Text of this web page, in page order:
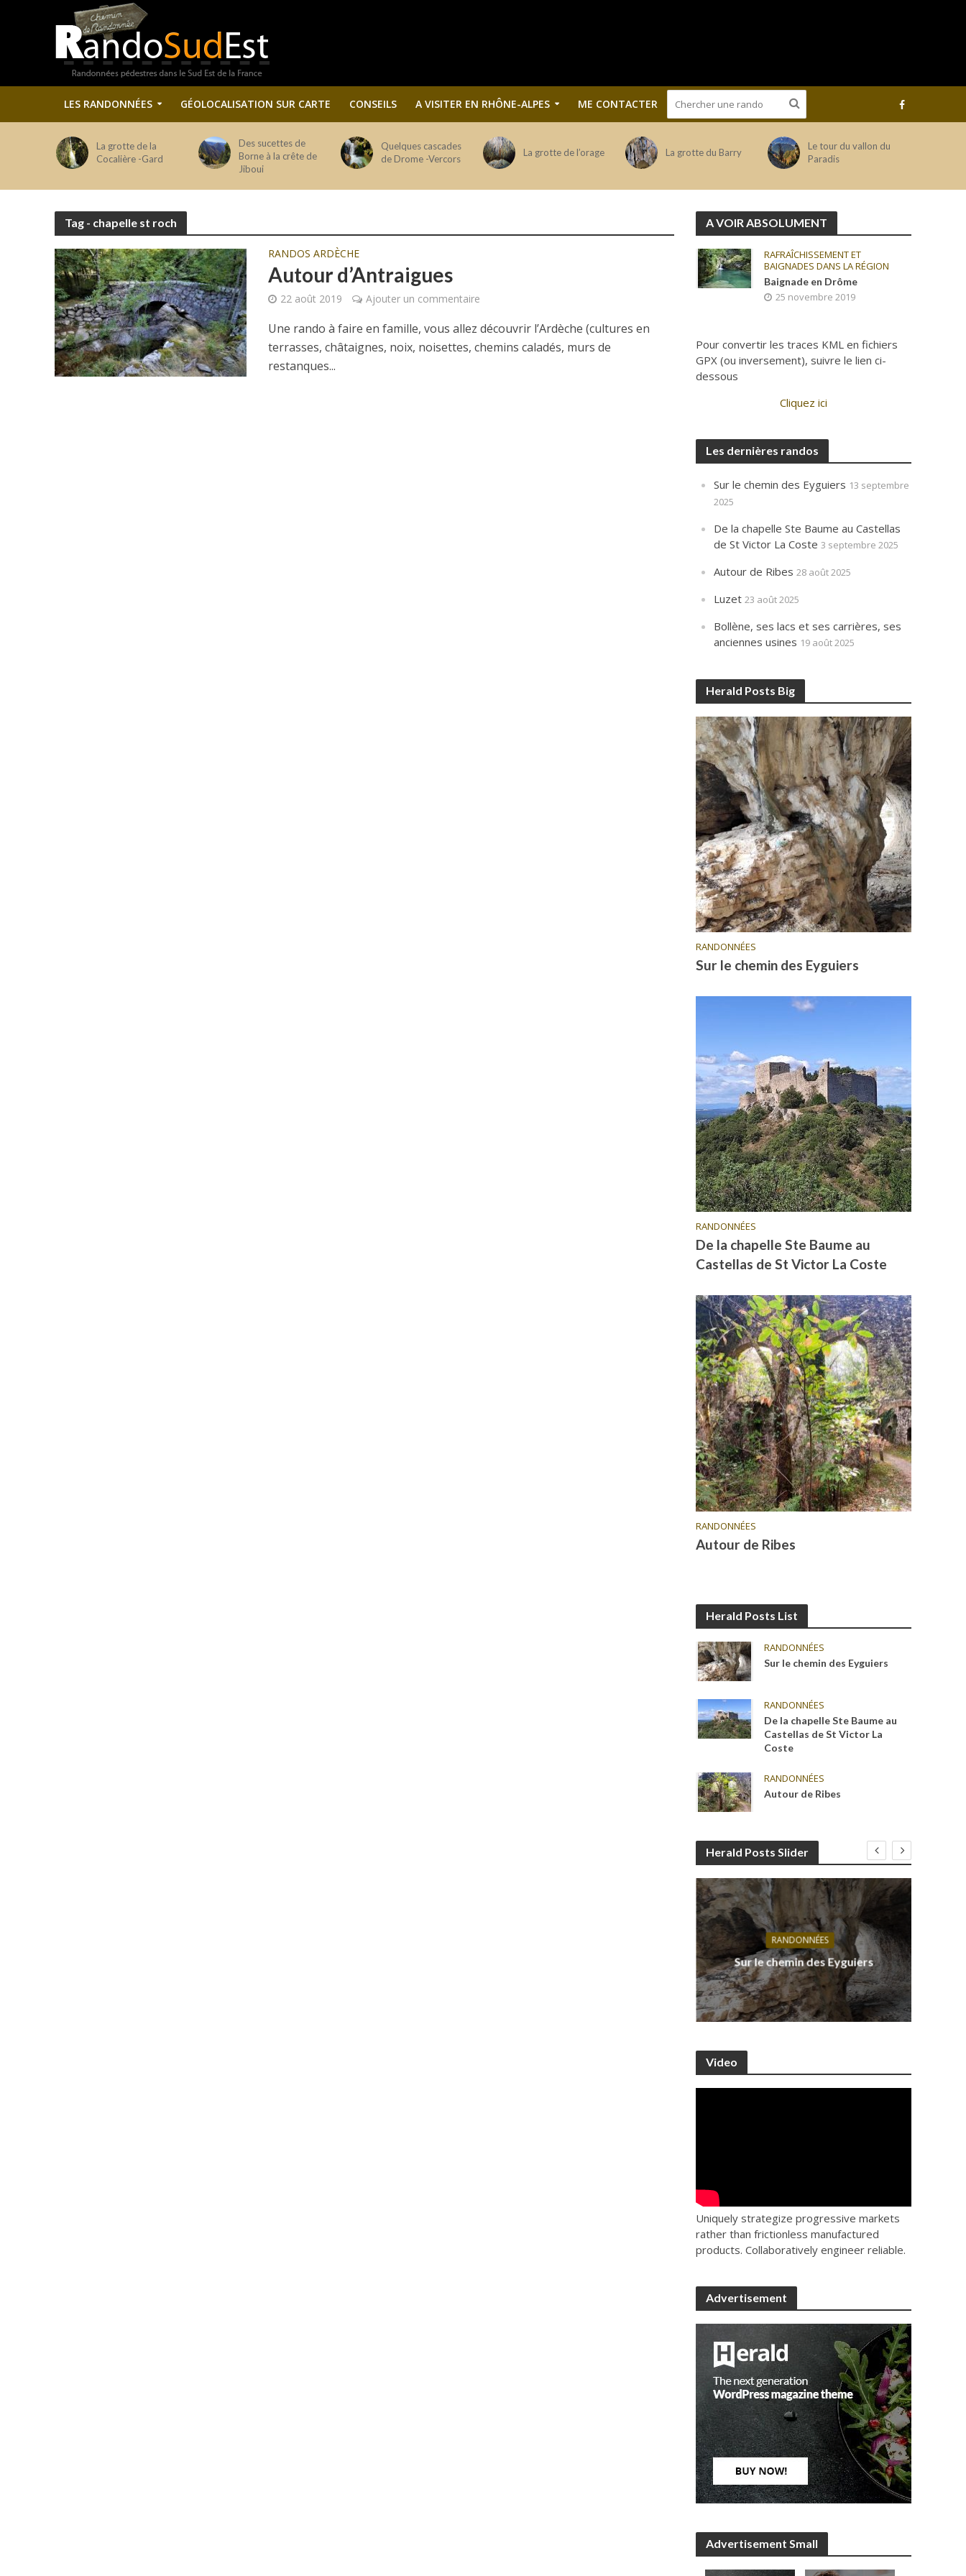
LES RANDONNÉES GÉOLOCALISATION SUR CARTE CONSEILS A VISITER EN RHÔNE-ALPES ME CONTACTER
La grotte de la
Cocalière -Gard
Des sucettes de
Borne à la crête de
Jiboui
Quelques cascades
de Drome -Vercors
La grotte de l’orage La grotte du Barry
Le tour du vallon du
Paradis
Tag - chapelle st roch
RANDOS ARDÈCHE
Autour d’Antraigues
22 août 2019 Ajouter un commentaire
Une rando à faire en famille, vous allez découvrir l’Ardèche (cultures en
terrasses, châtaignes, noix, noisettes, chemins caladés, murs de
restanques...
A VOIR ABSOLUMENT
RAFRAÎCHISSEMENT ET
BAIGNADES DANS LA RÉGION
Baignade en Drôme
25 novembre 2019
Pour convertir les traces KML en fichiers
GPX (ou inversement), suivre le lien ci-
dessous
Cliquez ici
Les dernières randos
Sur le chemin des Eyguiers 13 septembre
2025
De la chapelle Ste Baume au Castellas
de St Victor La Coste 3 septembre 2025
Autour de Ribes 28 août 2025
Luzet 23 août 2025
Bollène, ses lacs et ses carrières, ses
anciennes usines 19 août 2025
Herald Posts Big
RANDONNÉES
Sur le chemin des Eyguiers
RANDONNÉES
De la chapelle Ste Baume au
Castellas de St Victor La Coste
RANDONNÉES
Autour de Ribes
Herald Posts List
RANDONNÉES
Sur le chemin des Eyguiers
RANDONNÉES
De la chapelle Ste Baume au
Castellas de St Victor La
Coste
RANDONNÉES
Autour de Ribes
Herald Posts Slider
RANDONNÉES
Sur le chemin des Eyguiers
Video
Uniquely strategize progressive markets
rather than frictionless manufactured
products. Collaboratively engineer reliable.
Advertisement
Advertisement Small